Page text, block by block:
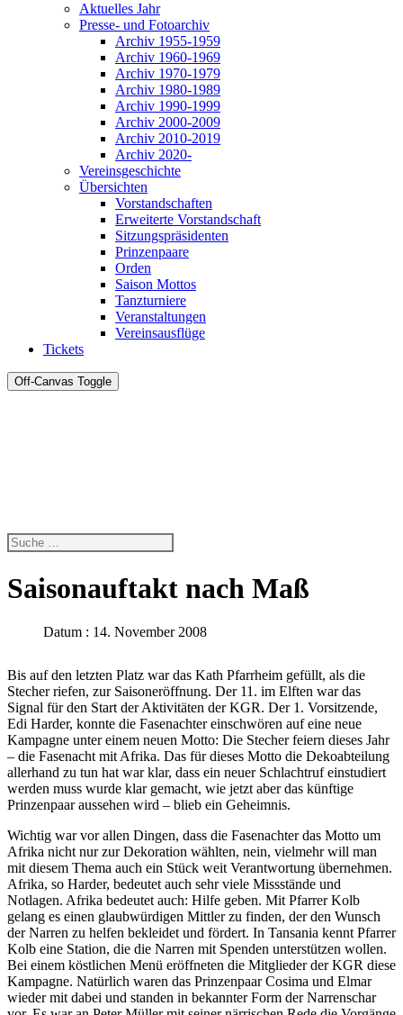
Aktuelles Jahr
Presse- und Fotoarchiv
Archiv 1955-1959
Archiv 1960-1969
Archiv 1970-1979
Archiv 1980-1989
Archiv 1990-1999
Archiv 2000-2009
Archiv 2010-2019
Archiv 2020-
Vereinsgeschichte
Übersichten
Vorstandschaften
Erweiterte Vorstandschaft
Sitzungspräsidenten
Prinzenpaare
Orden
Saison Mottos
Tanzturniere
Veranstaltungen
Vereinsausflüge
Tickets
Off-Canvas Toggle
Saisonauftakt nach Maß
Datum : 14. November 2008
Bis auf den letzten Platz war das Kath Pfarrheim gefüllt, als die
Stecher riefen, zur Saisoneröffnung. Der 11. im Elften war das
Signal für den Start der Aktivitäten der KGR. Der 1. Vorsitzende,
Edi Harder, konnte die Fasenachter einschwören auf eine neue
Kampagne unter einem neuen Motto: Die Stecher feiern dieses Jahr
– die Fasenacht mit Afrika. Das für dieses Motto die Dekoabteilung
allerhand zu tun hat war klar, dass ein neuer Schlachtruf einstudiert
werden muss wurde klar gemacht, wie jetzt aber das künftige
Prinzenpaar aussehen wird – blieb ein Geheimnis.
Wichtig war vor allen Dingen, dass die Fasenachter das Motto um
Afrika nicht nur zur Dekoration wählten, nein, vielmehr will man
mit diesem Thema auch ein Stück weit Verantwortung übernehmen.
Afrika, so Harder, bedeutet auch sehr viele Missstände und
Notlagen. Afrika bedeutet auch: Hilfe geben. Mit Pfarrer Kolb
gelang es einen glaubwürdigen Mittler zu finden, der den Wunsch
der Narren zu helfen bekleidet und fördert. In Tansania kennt Pfarrer
Kolb eine Station, die die Narren mit Spenden unterstützen wollen.
Bei einem köstlichen Menü eröffneten die Mitglieder der KGR diese
Kampagne. Natürlich waren das Prinzenpaar Cosima und Elmar
wieder mit dabei und standen in bekannter Form der Narrenschar